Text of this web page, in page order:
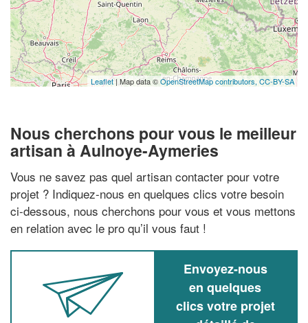
Leaflet| Map data ©OpenStreetMap contributors, CC-BY-SA
Nous cherchons pour vous le meilleur
artisan à Aulnoye-Aymeries
Vous ne savez pas quel artisan contacter pour votre
projet ? Indiquez-nous en quelques clics votre besoin
ci-dessous, nous cherchons pour vous et vous mettons
en relation avec le pro qu’il vous faut !
Envoyez-nous
en quelques
clics votre projet